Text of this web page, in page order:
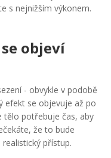
s nejnižším výkonem.
objeví
- obvykle v podobě
efekt se objevuje až po
tělo potřebuje čas, aby
že to bude
přístup.